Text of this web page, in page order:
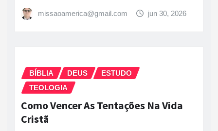
missaoamerica@gmail.com jun 30, 2026
BÍBLIA DEUS
ESTUDO
TEOLOGIA
Como Vencer As Tentações Na Vida
Cristã